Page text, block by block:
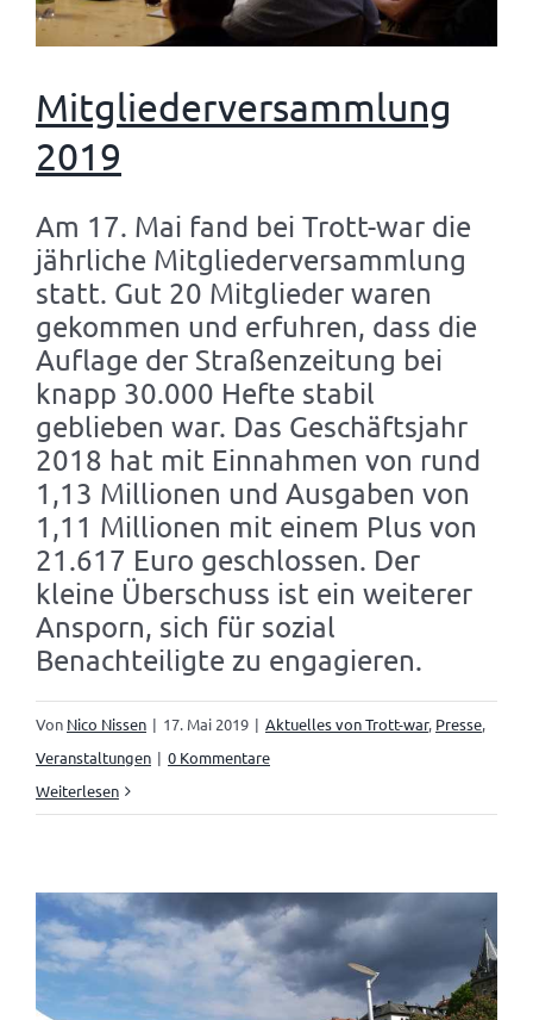
Mitgliederversammlung
2019
Am 17. Mai fand bei Trott-war die
jährliche Mitgliederversammlung
statt. Gut 20 Mitglieder waren
gekommen und erfuhren, dass die
Auflage der Straßenzeitung bei
knapp 30.000 Hefte stabil
geblieben war. Das Geschäftsjahr
2018 hat mit Einnahmen von rund
1,13 Millionen und Ausgaben von
1,11 Millionen mit einem Plus von
21.617 Euro geschlossen. Der
kleine Überschuss ist ein weiterer
Ansporn, sich für sozial
Benachteiligte zu engagieren.
Von Nico Nissen | 17. Mai 2019 | Aktuelles von Trott-war, Presse,
Veranstaltungen | 0 Kommentare
Weiterlesen